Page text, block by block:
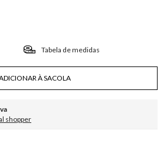
Tabela de medidas
À SACOLA
shopper